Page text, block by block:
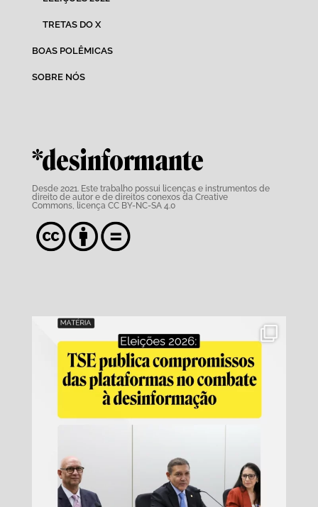
TRETAS DO X
BOAS POLÊMICAS
SOBRE NÓS
*desinformante
Desde 2021. Este trabalho possui licenças e instrumentos de
direito de autor e de direitos conexos da Creative
Commons, licença CC BY-NC-SA 4.0